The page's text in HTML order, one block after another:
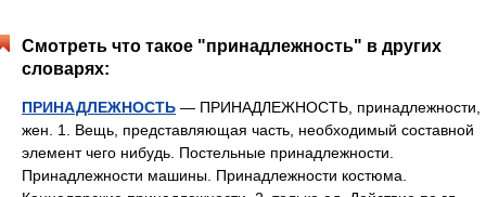
Смотреть что такое "принадлежность" в других
словарях:
ПРИНАДЛЕЖНОСТЬ — ПРИНАДЛЕЖНОСТЬ, принадлежности,
жен. 1. Вещь, представляющая часть, необходимый составной
элемент чего нибудь. Постельные принадлежности.
Принадлежности машины. Принадлежности костюма.